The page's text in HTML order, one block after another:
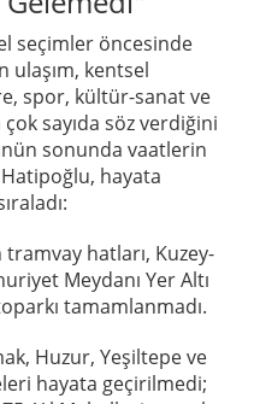
seçimler öncesinde
kentsel
spor, kültür-sanat ve
sayıda söz verdiğini
sonunda vaatlerin
hayata
hatları, Kuzey-
Meydanı Yer Altı
tamamlanmadı.
Huzur, Yeşiltepe ve
hayata geçirilmedi;